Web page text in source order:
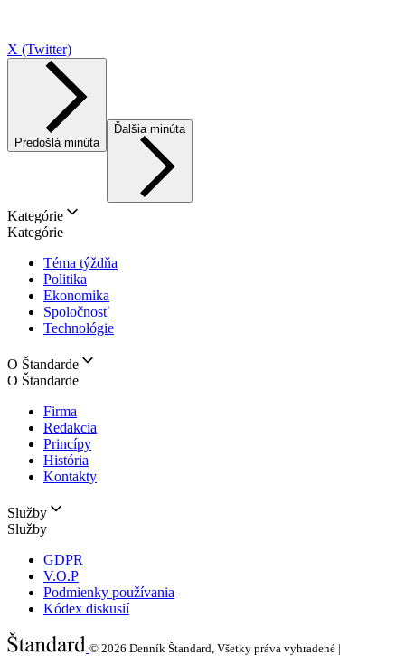
X (Twitter)
Predošlá minúta
Ďalšia minúta
Kategórie
Kategórie
Téma týždňa
Politika
Ekonomika
Spoločnosť
Technológie
O Štandarde
O Štandarde
Firma
Redakcia
Princípy
História
Kontakty
Služby
Služby
GDPR
V.O.P
Podmienky používania
Kódex diskusií
© 2026 Denník Štandard, Všetky práva vyhradené |